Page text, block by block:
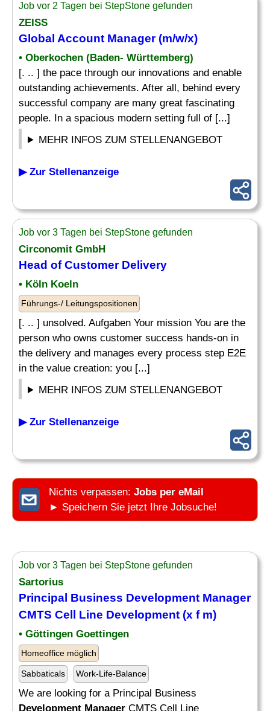
Job vor 2 Tagen bei StepStone gefunden
ZEISS
Global Account Manager(m/w/x)
• Oberkochen (Baden- Württemberg)
[. .. ] the pace through our innovations and enable
outstanding achievements. After all, behind every
successful company are many great fascinating
people. In a spacious modern setting full of [...]
MEHR INFOS ZUM STELLENANGEBOT
▶ Zur Stellenanzeige
Job vor 3 Tagen bei StepStone gefunden
Circonomit GmbH
Head of Customer Delivery
• Köln Koeln
Führungs-/ Leitungspositionen
[. .. ] unsolved. Aufgaben Your mission You are the
person who owns customer success hands-on in
the delivery and manages every process step E2E
in the value creation: you [...]
MEHR INFOS ZUM STELLENANGEBOT
▶ Zur Stellenanzeige
Nichts verpassen: Jobs per eMail
► Speichern Sie jetzt Ihre Jobsuche!
Job vor 3 Tagen bei StepStone gefunden
Sartorius
Principal Business Development Manager
CMTS Cell Line Development (x f m)
• Göttingen Goettingen
Homeoffice möglich
Sabbaticals Work-Life-Balance
We are looking for a Principal Business
Development Manager CMTS Cell Line